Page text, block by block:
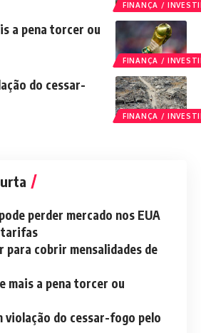
FINANÇA /
FINANÇA /
a pena torcer ou
FINANÇA /
do cessar-
perder mercado nos EUA
tarifas
para cobrir mensalidades de
mais a pena torcer ou
violação do cessar-fogo pelo